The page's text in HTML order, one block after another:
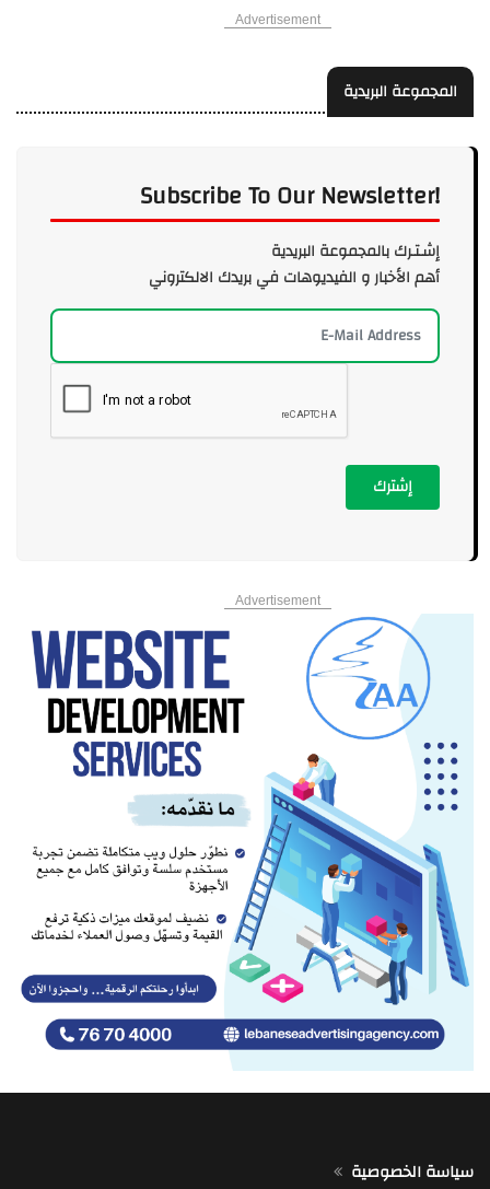
Advertisement
المجموعة البريدية
Subscribe To Our Newsletter!
إشـتـرك بالمجموعة البريدية
أهم الأخبار و الفيديوهات في بريدك الالكتروني
إشترك
Advertisement
سياسة الخصوصية